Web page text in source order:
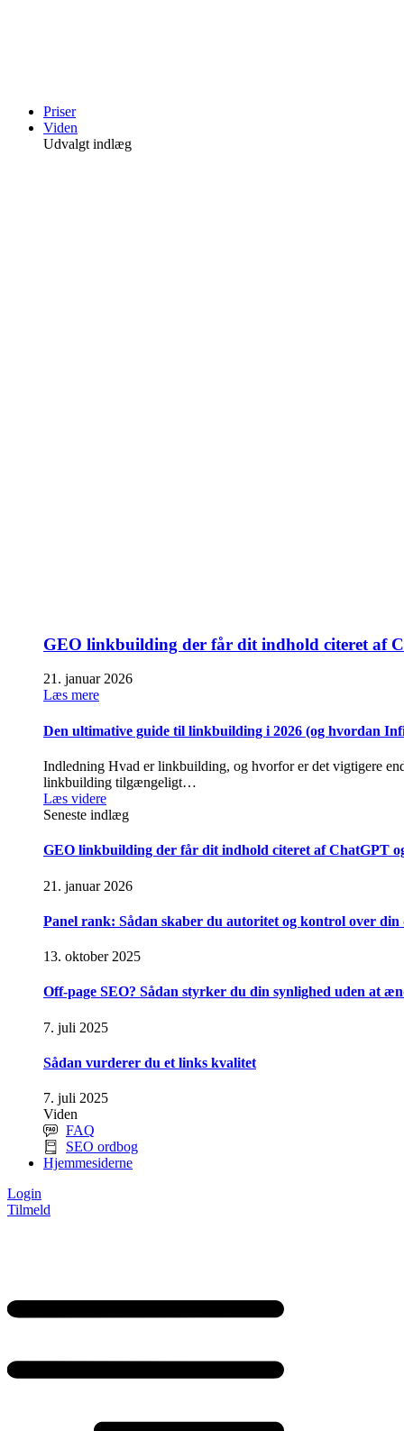
Priser
Viden
Udvalgt indlæg
GEO linkbuilding der får dit indhold citeret af
21. januar 2026
Læs mere
Den ultimative guide til linkbuilding i 2026 (og hvordan
Indledning Hvad er linkbuilding, og hvorfor er det vigtigere
linkbuilding tilgængeligt…
Læs videre
Seneste indlæg
GEO linkbuilding der får dit indhold citeret af ChatGPT
21. januar 2026
Panel rank: Sådan skaber du autoritet og kontrol over din
13. oktober 2025
Off-page SEO? Sådan styrker du din synlighed uden at
7. juli 2025
Sådan vurderer du et links kvalitet
7. juli 2025
Viden
FAQ
SEO ordbog
Hjemmesiderne
Login
Tilmeld